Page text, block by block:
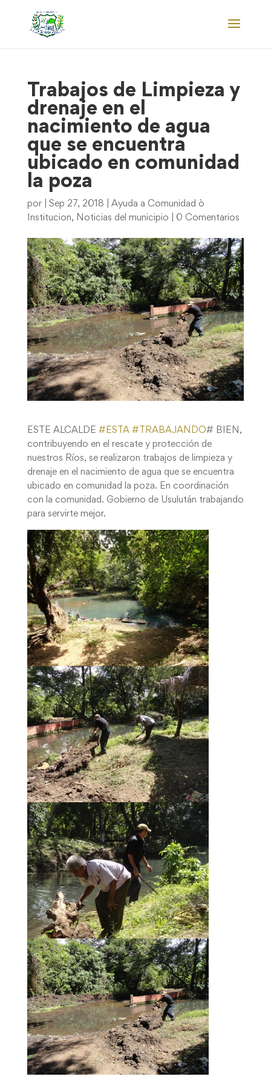
Trabajos de Limpieza y
drenaje en el
nacimiento de agua
que se encuentra
ubicado en comunidad
la poza
por Sep 27, 2018
Ayuda a Comunidad ò
Institucion, Noticias del municipio 0 Comentarios
ESTE ALCALDE # ESTA # TRABAJANDO# BIEN,
contribuyendo en el rescate y protección de
nuestros Ríos, se realizaron trabajos de limpieza y
drenaje en el nacimiento de agua que se encuentra
ubicado en comunidad la poza. En coordinación
con la comunidad. Gobierno de Usulután trabajando
para servirte mejor.